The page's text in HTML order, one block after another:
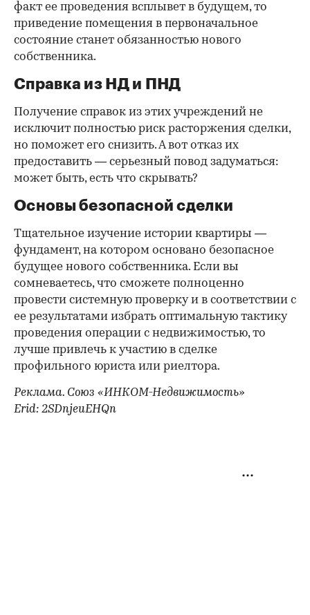
факт ее проведения всплывет в будущем, то
приведение помещения в первоначальное
состояние станет обязанностью нового
собственника.
Справка из НД и ПНД
Получение справок из этих учреждений не
исключит полностью риск расторжения сделки,
но поможет его снизить. А вот отказ их
предоставить — серьезный повод задуматься:
может быть, есть что скрывать?
Основы безопасной сделки
Тщательное изучение истории квартиры —
фундамент, на котором основано безопасное
будущее нового собственника. Если вы
сомневаетесь, что сможете полноценно
провести системную проверку и в соответствии с
ее результатами избрать оптимальную тактику
проведения операции с недвижимостью, то
лучше привлечь к участию в сделке
профильного юриста или риелтора.
Реклама. Союз «ИНКОМ-Недвижимость»
Erid: 2SDnjeuEHQn